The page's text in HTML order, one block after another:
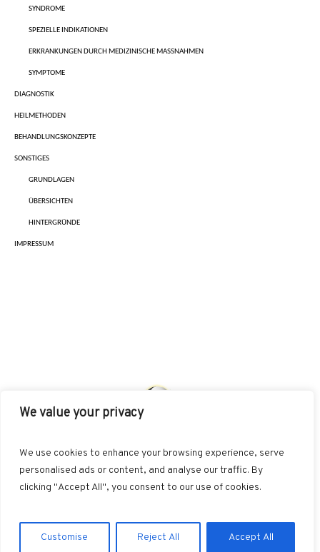
We value your privacy
We use cookies to enhance your browsing experience, serve
personalised ads or content, and analyse our traffic. By
clicking "Accept All", you consent to our use of cookies.
Customise Reject All Accept All
SYNDROME
SPEZIELLE INDIKATIONEN
ERKRANKUNGEN DURCH MEDIZINISCHE MASSNAHMEN
SYMPTOME
DIAGNOSTIK
HEILMETHODEN
BEHANDLUNGSKONZEPTE
SONSTIGES
GRUNDLAGEN
ÜBERSICHTEN
HINTERGRÜNDE
IMPRESSUM
AKUT INDIKATIONEN
HEILMETHODEN
BEHANDLUNGSKONZEPTE
SONSTIGES
Datenschutzerklärung/ NiSc web-d-sign © 2026 / All Rights
Reserved